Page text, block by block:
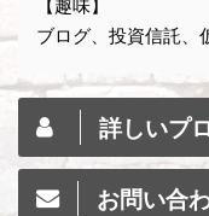
ブログ、投資信託、
詳しいプ
お問い合